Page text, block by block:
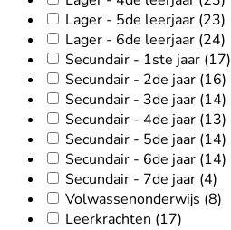
Lager - 5de leerjaar (23)
Lager - 6de leerjaar (24)
Secundair - 1ste jaar (17)
Secundair - 2de jaar (16)
Secundair - 3de jaar (14)
Secundair - 4de jaar (13)
Secundair - 5de jaar (14)
Secundair - 6de jaar (14)
Secundair - 7de jaar (4)
Volwassenonderwijs (8)
Leerkrachten (17)